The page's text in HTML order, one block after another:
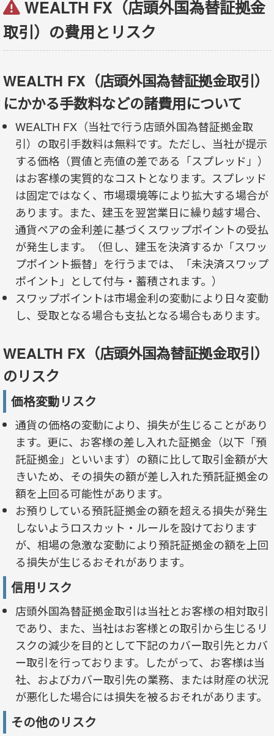
WEALTH FX（店頭外国為替証拠金
取引）の費用とリスク
WEALTH FX（店頭外国為替証拠金取引）
にかかる手数料などの諸費用について
WEALTH FX（当社で行う店頭外国為替証拠金取
引）の取引手数料は無料です。ただし、当社が提示
する価格（買値と売値の差である「スプレッド」）
はお客様の実質的なコストとなります。スプレッド
は固定ではなく、市場環境等により拡大する場合が
あります。また、建玉を翌営業日に繰り越す場合、
通貨ペアの金利差に基づくスワップポイントの受払
が発生します。（但し、建玉を決済するか「スワッ
プポイント振替」を行うまでは、「未決済スワップ
ポイント」として付与・蓄積されます。）
スワップポイントは市場金利の変動により日々変動
し、受取となる場合も支払となる場合もあります。
WEALTH FX（店頭外国為替証拠金取引）
のリスク
価格変動リスク
通貨の価格の変動により、損失が生じることがあり
ます。更に、お客様の差し入れた証拠金（以下「預
託証拠金」といいます）の額に比して取引金額が大
きいため、その損失の額が差し入れた預託証拠金の
額を上回る可能性があります。
お預りしている預託証拠金の額を超える損失が発生
しないようロスカット・ルールを設けております
が、相場の急激な変動により預託証拠金の額を上回
る損失が生じるおそれがあります。
信用リスク
店頭外国為替証拠金取引は当社とお客様の相対取引
であり、また、当社はお客様との取引から生じるリ
スクの減少を目的として下記のカバー取引先とカバ
ー取引を行っております。したがって、お客様は当
社、およびカバー取引先の業務、または財産の状況
が悪化した場合には損失を被るおそれがあります。
その他のリスク